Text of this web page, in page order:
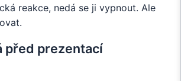
reakce, nedá se ji vypnout. Ale
před prezentací